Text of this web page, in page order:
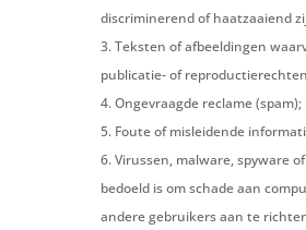
discriminerend of haatzaaiend
Teksten of afbeeldingen
publicatie- of
Ongevraagde reclame (spam);
Foute of misleidende
Virussen, malware, spyware
bedoeld is om schade aan
andere gebruikers aan te